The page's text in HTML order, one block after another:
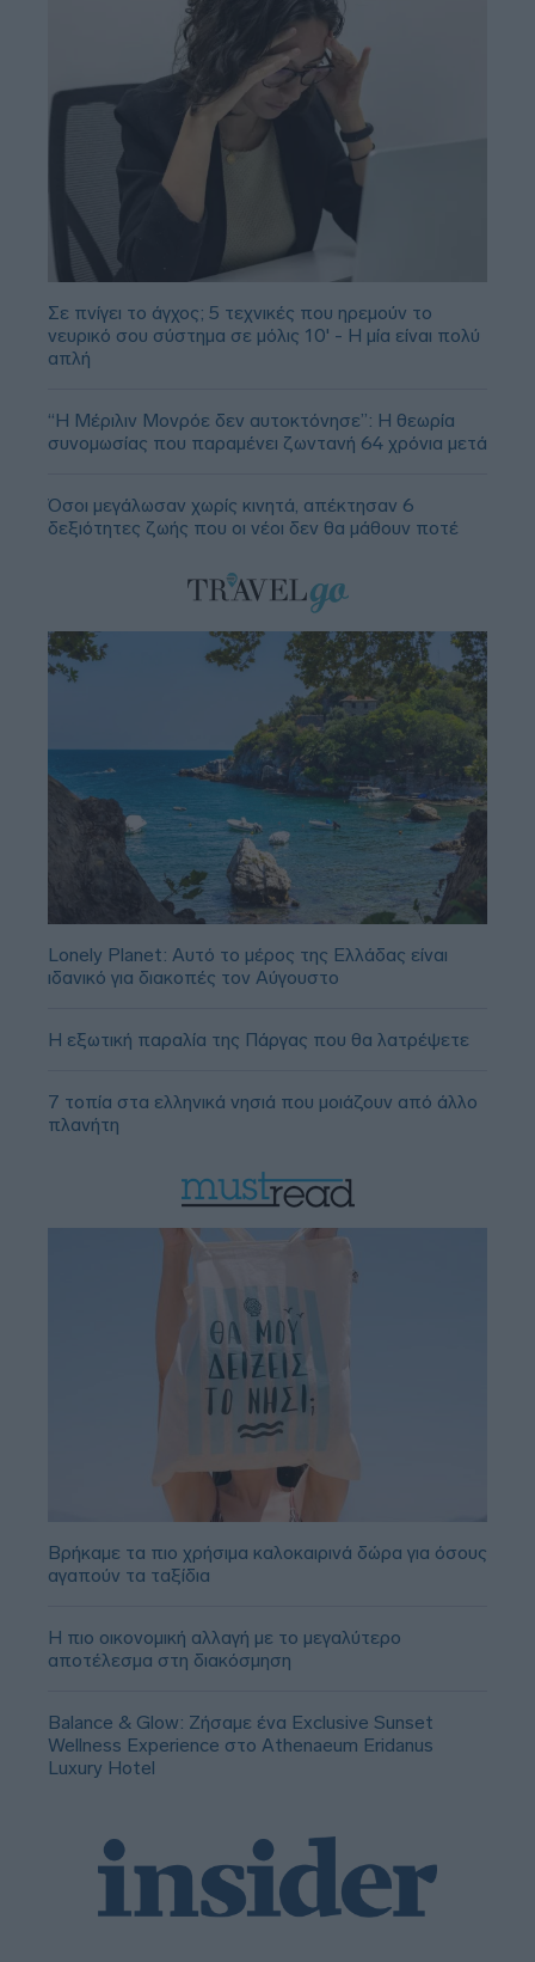
Σε πνίγει το άγχος; 5 τεχνικές που ηρεμούν το
νευρικό σου σύστημα σε μόλις 10' - Η μία είναι πολύ
απλή
“Η Μέριλιν Μονρόε δεν αυτοκτόνησε”: Η θεωρία
συνομωσίας που παραμένει ζωντανή 64 χρόνια μετά
Όσοι μεγάλωσαν χωρίς κινητά, απέκτησαν 6
δεξιότητες ζωής που οι νέοι δεν θα μάθουν ποτέ
Lonely Planet: Αυτό το μέρος της Ελλάδας είναι
ιδανικό για διακοπές τον Αύγουστο
Η εξωτική παραλία της Πάργας που θα λατρέψετε
7 τοπία στα ελληνικά νησιά που μοιάζουν από άλλο
πλανήτη
Βρήκαμε τα πιο χρήσιμα καλοκαιρινά δώρα για όσους
αγαπούν τα ταξίδια
Η πιο οικονομική αλλαγή με το μεγαλύτερο
αποτέλεσμα στη διακόσμηση
Balance & Glow: Ζήσαμε ένα Exclusive Sunset
Wellness Experience στο Athenaeum Eridanus
Luxury Hotel